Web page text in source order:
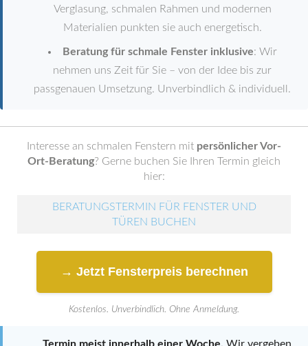
Verglasung, schmalen Rahmen und modernen
Materialien punkten sie auch energetisch.
Beratung für schmale Fenster inklusive: Wir
nehmen uns Zeit für Sie – von der Idee bis zur
passgenauen Umsetzung. Unverbindlich & individuell.
Interesse an schmalen Fenstern mit persönlicher Vor-
Ort-Beratung? Gerne buchen Sie Ihren Termin gleich
hier:
BERATUNGSTERMIN FÜR FENSTER UND
TÜREN BUCHEN
→ Jetzt Fensterpreis berechnen
Kostenlos. Unverbindlich. Ohne Anmeldung.